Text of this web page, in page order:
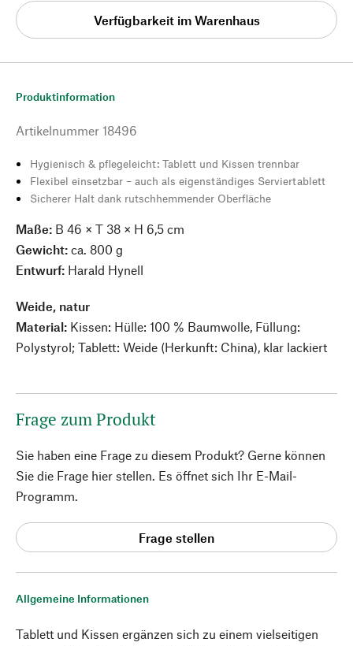
Verfügbarkeit im Warenhaus
Allgemeine Informationen
Tablett und Kissen ergänzen sich zu einem vielseitigen
Produktinformation
Artikelnummer 18496
Hygienisch & pflegeleicht: Tablett und Kissen trennbar
Flexibel einsetzbar – auch als eigenständiges Serviertablett
Sicherer Halt dank rutschhemmender Oberfläche
Maße: B 46 × T 38 × H 6,5 cm
Gewicht: ca. 800 g
Entwurf: Harald Hynell
Weide, natur
Material: Kissen: Hülle: 100 % Baumwolle, Füllung:
Polystyrol; Tablett: Weide (Herkunft: China), klar lackiert
Frage zum Produkt
Sie haben eine Frage zu diesem Produkt? Gerne können
Sie die Frage hier stellen. Es öffnet sich Ihr E-Mail-
Programm.
Frage stellen